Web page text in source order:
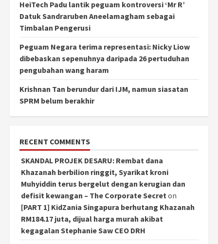
HeiTech Padu lantik peguam kontroversi ‘Mr R’
Datuk Sandraruben Aneelamagham sebagai
Timbalan Pengerusi
Peguam Negara terima representasi: Nicky Liow
dibebaskan sepenuhnya daripada 26 pertuduhan
pengubahan wang haram
Krishnan Tan berundur dari IJM, namun siasatan
SPRM belum berakhir
RECENT COMMENTS
SKANDAL PROJEK DESARU: Rembat dana
Khazanah berbilion ringgit, Syarikat kroni
Muhyiddin terus bergelut dengan kerugian dan
defisit kewangan – The Corporate Secreton
[PART 1] KidZania Singapura berhutang Khazanah
RM184.17 juta, dijual harga murah akibat
kegagalan Stephanie Saw CEO DRH